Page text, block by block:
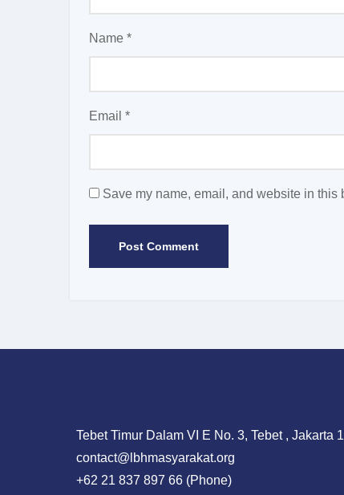
Name *
Email *
Save my name, email, and website in this
Tebet Timur Dalam VI E No. 3, Tebet , Jakarta
contact@lbhmasyarakat.org
+62 21 837 897 66 (Phone)